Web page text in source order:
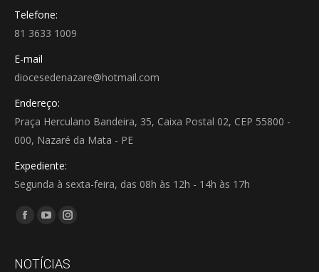
Telefone:
81 3633 1009
E-mail
diocesedenazare@hotmail.com
Endereço:
Praça Herculano Bandeira, 35, Caixa Postal 02, CEP 55800 -
000, Nazaré da Mata - PE
Expediente:
Segunda à sexta-feira, das 08h às 12h - 14h às 17h
Encontre-nos em:
Facebook
opens
YouTube
opens
Instagram
opens
NOTÍCIAS